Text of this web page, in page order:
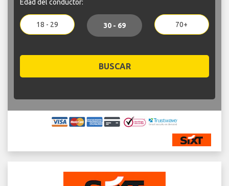
Edad del conductor:
18 - 29 30 - 69 70+
BUSCAR